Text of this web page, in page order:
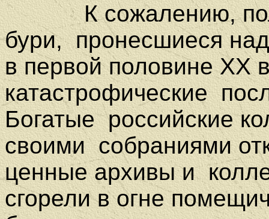
К сожалению,
бури, пронесшиеся
в первой половинеXX
катастрофические
Богатые российские
своими собраниями
ценные архивы и
сгорели в огне